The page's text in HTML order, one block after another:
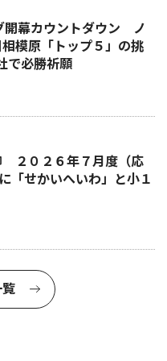
開幕カウントダウン ノ
模原「トップ５」の挑
必勝祈願
２０２６年７月度（応
せかいへいわ」と小１
覧